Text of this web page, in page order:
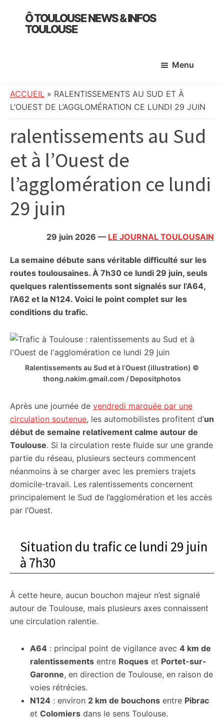
primary
Ô TOULOUSE NEWS & INFOS
TOULOUSE
:
info
société,
culture,
politique,
faits
divers
et
citoyennes
Menu
ACCUEIL » RALENTISSEMENTS AU SUD ET À
L’OUEST DE L’AGGLOMÉRATION CE LUNDI 29 JUIN
ralentissements au Sud
et à l’Ouest de
l’agglomération ce lundi
29 juin
29 juin 2026 — LE JOURNAL TOULOUSAIN
La semaine débute sans véritable difficulté sur les
routes toulousaines. À 7h30 ce lundi 29 juin, seuls
quelques ralentissements sont signalés sur l’A64,
l’A62 et la N124. Voici le point complet sur les
conditions du trafic.
Ralentissements au Sud et à l’Ouest (illustration) ©
thong.nakim.gmail.com / Depositphotos
Après une journée de vendredi marquée par une
circulation soutenue, les automobilistes profitent d’un
début de semaine relativement calme autour de
Toulouse. Si la circulation reste fluide sur une grande
partie du réseau, plusieurs secteurs commencent
néanmoins à se charger avec les premiers trajets
domicile-travail. Les ralentissements concernent
principalement le Sud de l’agglomération et les accès
par l’Ouest.
Situation du trafic ce lundi 29 juin
à 7h30
À cette heure, aucun bouchon majeur n’est signalé
autour de Toulouse, mais plusieurs axes connaissent
une circulation ralentie.
A64 : principal point de vigilance avec 4 km de
ralentissements entre Roques et Portet-sur-
Garonne, en direction de Toulouse, en raison de
voies rétrécies.
N124 : environ 2 km de bouchons entre Pibrac
et Colomiers dans le sens Toulouse.